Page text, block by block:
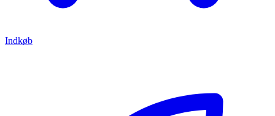
Indkøb